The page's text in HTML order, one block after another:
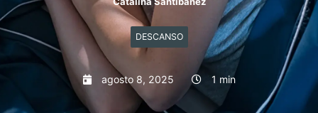
Mascotas
Columnas
Productos
DESCANSO
agosto 8, 2025 1 min